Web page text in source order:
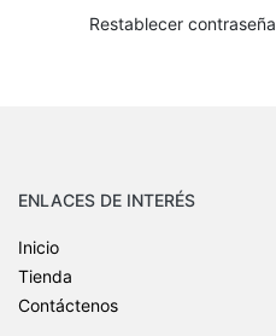
Restablecer contraseña
ENLACES DE INTERÉS
Inicio
Tienda
Contáctenos